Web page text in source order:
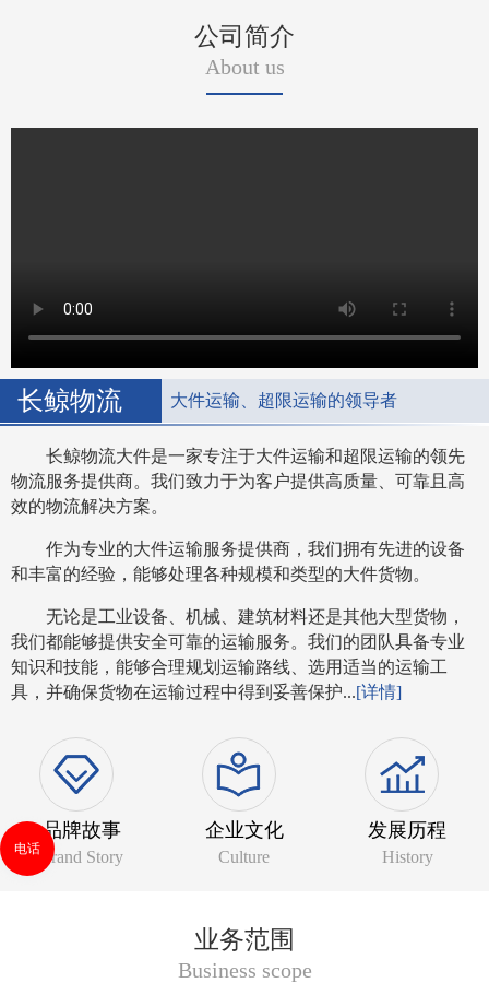
公司简介
About us
长鲸物流 大件运输、超限运输的领导者
长鲸物流大件是一家专注于大件运输和超限运输的领先
物流服务提供商。我们致力于为客户提供高质量、可靠且高
效的物流解决方案。
作为专业的大件运输服务提供商，我们拥有先进的设备
和丰富的经验，能够处理各种规模和类型的大件货物。
无论是工业设备、机械、建筑材料还是其他大型货物，
我们都能够提供安全可靠的运输服务。我们的团队具备专业
知识和技能，能够合理规划运输路线、选用适当的运输工
具，并确保货物在运输过程中得到妥善保护...[详情]
品牌故事
Brand Story
企业文化
Culture
发展历程
History
业务范围
Business scope
电话